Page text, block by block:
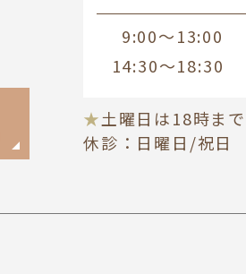
9:00～13:00
14:30～18:30
★土曜日は18時まで
休診： 日曜日/祝日